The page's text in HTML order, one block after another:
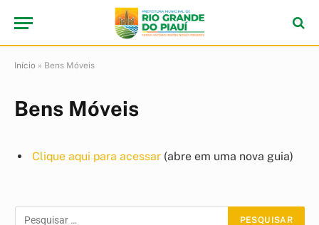
Início » Bens Móveis
Bens Móveis
Clique aqui para acessar (abre em uma nova guia)